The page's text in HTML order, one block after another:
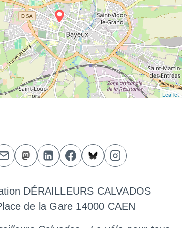
Leaflet|
DÉRAILLEURS CALVADOS
de la Gare 14000 CAEN